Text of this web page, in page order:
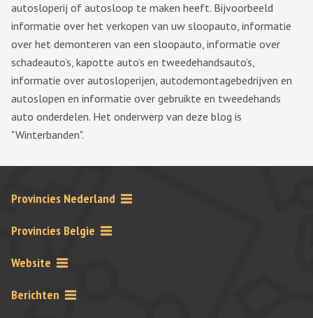
autosloperij of autosloop te maken heeft. Bijvoorbeeld
informatie over het verkopen van uw sloopauto, informatie
over het demonteren van een sloopauto, informatie over
schadeauto’s, kapotte auto’s en tweedehandsauto’s,
informatie over autosloperijen, autodemontagebedrijven en
autoslopen en informatie over gebruikte en tweedehands
auto onderdelen. Het onderwerp van deze blog is
"Winterbanden".
Provincies Nederland
Provincies Belgie
Website
Berichten